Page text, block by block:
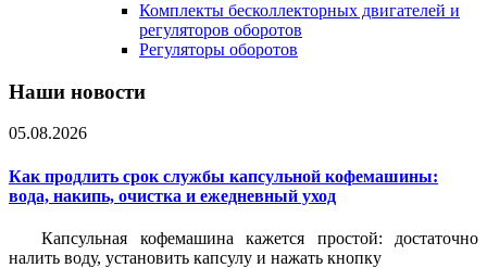
Комплекты бесколлекторных двигателей и
регуляторов оборотов
Регуляторы оборотов
Наши новости
05.08.2026
Как продлить срок службы капсульной кофемашины:
вода, накипь, очистка и ежедневный уход
Капсульная кофемашина кажется простой: достаточно
налить воду, установить капсулу и нажать кнопку